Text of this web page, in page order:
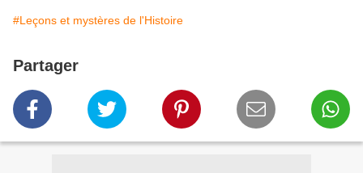
#Leçons et mystères de l'Histoire
Partager